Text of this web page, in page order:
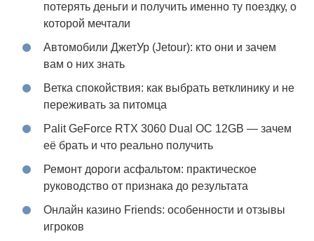
потерять деньги и получить именно ту поездку, о
которой мечтали
Автомобили ДжетУр (Jetour): кто они и зачем
вам о них знать
Ветка спокойствия: как выбрать ветклинику и не
переживать за питомца
Palit GeForce RTX 3060 Dual OC 12GB — зачем
её брать и что реально получить
Ремонт дороги асфальтом: практическое
руководство от признака до результата
Онлайн казино Friends: особенности и отзывы
игроков